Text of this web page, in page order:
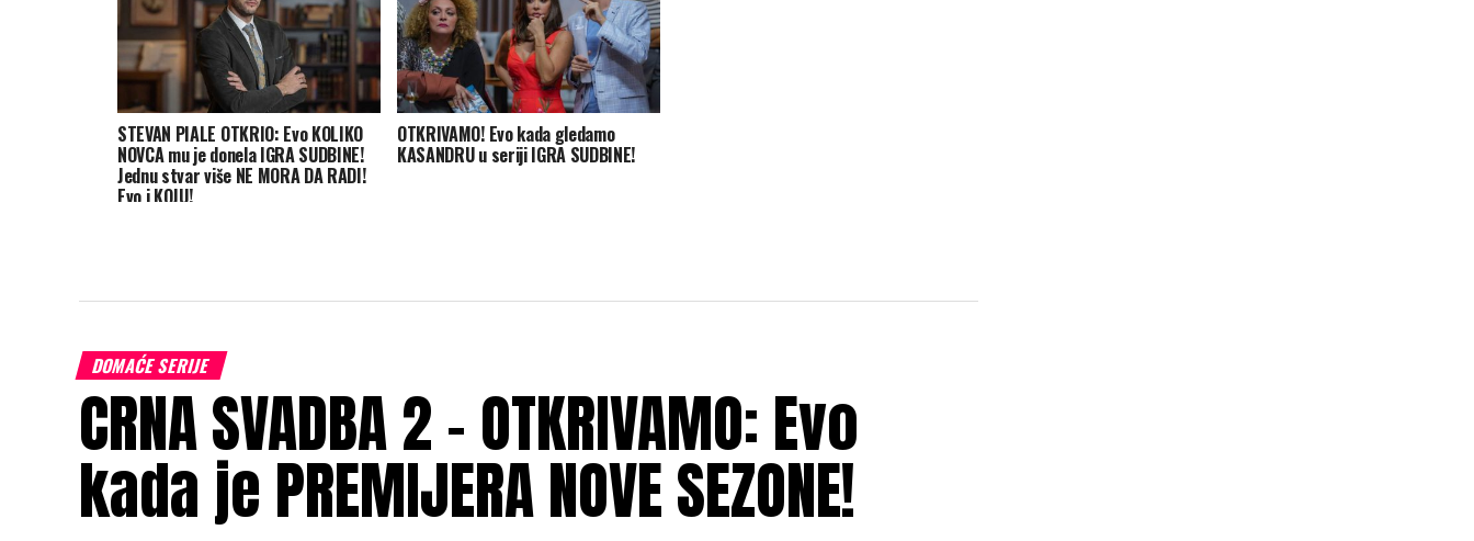
STEVAN PIALE OTKRIO: Evo KOLIKO
NOVCA mu je donela IGRA SUDBINE!
Jednu stvar više NE MORA DA RADI!
Evo i KOJU!
OTKRIVAMO! Evo kada gledamo
KASANDRU u seriji IGRA SUDBINE!
DOMAĆE SERIJE
CRNA SVADBA 2 – OTKRIVAMO: Evo
kada je PREMIJERA NOVE SEZONE!